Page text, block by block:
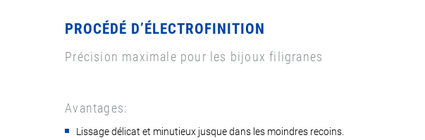
PROCÉDÉ D’ÉLECTROFINITION
Précision maximale pour les bijoux filigranes
Avantages:
Lissage délicat et minutieux jusque dans les moindres recoins.